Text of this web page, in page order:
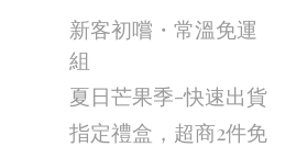
新客初嚐・常溫免運
組
夏日芒果季-快速出貨
指定禮盒，超商2件免